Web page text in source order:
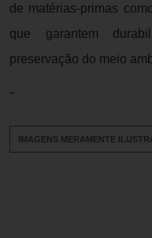
de matérias-primas
que garantem
preservação do meio
"
IMAGENS MERAMENTE